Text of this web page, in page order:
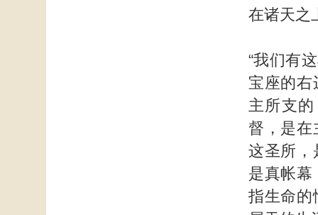
在诸天之
“我们有
宝座的右
主所支
督，是在
这圣所，
是真帐幕
指生命的